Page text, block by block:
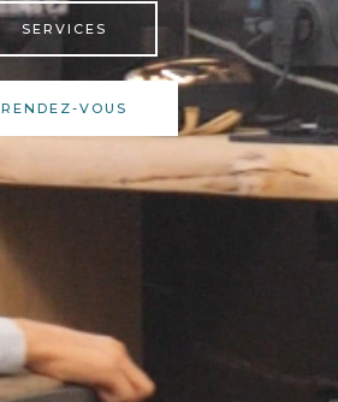
SERVICES
RENDEZ-VOUS